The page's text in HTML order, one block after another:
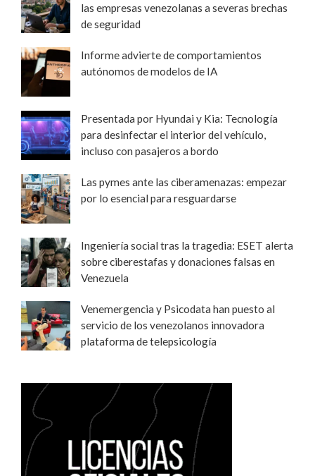
las empresas venezolanas a severas brechas
de seguridad
Informe advierte de comportamientos
autónomos de modelos de IA
Presentada por Hyundai y Kia: Tecnología
para desinfectar el interior del vehículo,
incluso con pasajeros a bordo
Las pymes ante las ciberamenazas: empezar
por lo esencial para resguardarse
Ingeniería social tras la tragedia: ESET alerta
sobre ciberestafas y donaciones falsas en
Venezuela
Venemergencia y Psicodata han puesto al
servicio de los venezolanos innovadora
plataforma de telepsicología